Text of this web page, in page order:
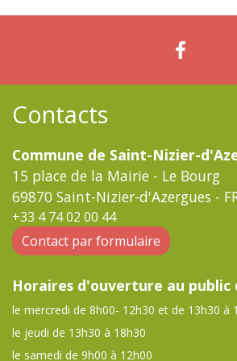
Contacts
Commune de Saint-Nizier-
15 place de la Mairie - Le Bourg
69870 Saint-Nizier-d'Azergues -
+33 4 74 02 00 44
Contact par formulaire
Horaires d'ouverture au
le mercredi de 8h00- 12h30 et de 13h30 à
le jeudi de 13h30 à 18h30
le samedi de 9h00 à 12h00